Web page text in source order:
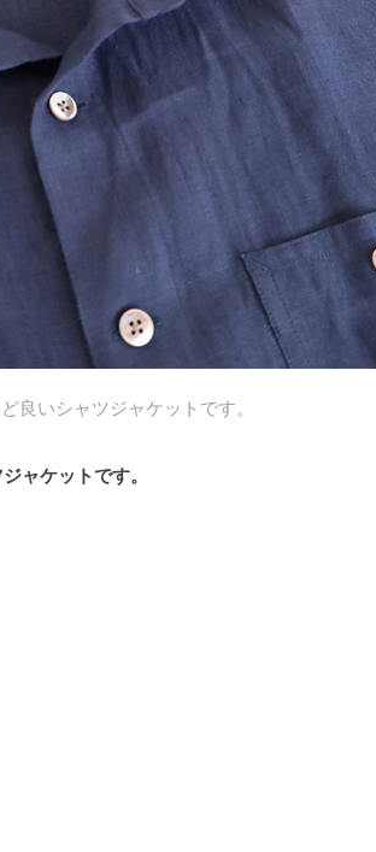
良いシャツジャケットです。
ャケットです。